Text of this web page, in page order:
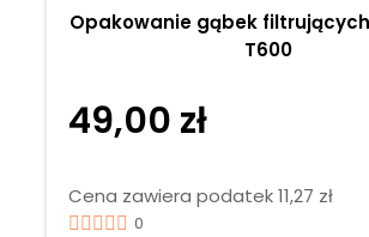
Opakowanie gąbek
T600
49,00 zł
Cena zawiera podatek 11,27 zł
0